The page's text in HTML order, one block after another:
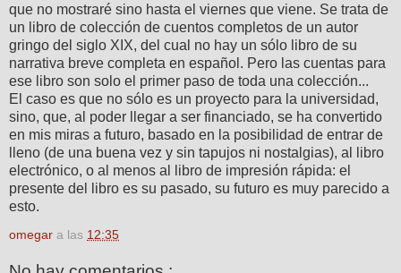
que no mostraré sino hasta el viernes que viene. Se trata de
un libro de colección de cuentos completos de un autor
gringo del siglo XIX, del cual no hay un sólo libro de su
narrativa breve completa en español. Pero las cuentas para
ese libro son solo el primer paso de toda una colección...
El caso es que no sólo es un proyecto para la universidad,
sino, que, al poder llegar a ser financiado, se ha convertido
en mis miras a futuro, basado en la posibilidad de entrar de
lleno (de una buena vez y sin tapujos ni nostalgias), al libro
electrónico, o al menos al libro de impresión rápida: el
presente del libro es su pasado, su futuro es muy parecido a
esto.
omegar a las 12:35